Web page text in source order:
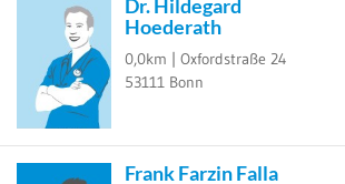
Dr. Hildegard
Hoederath
0,0km | Oxfordstraße 24
53111 Bonn
Frank Farzin Falla